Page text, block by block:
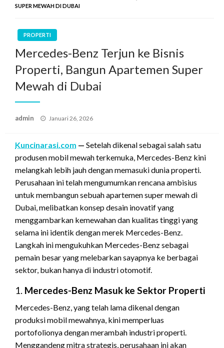
SUPER MEWAH DI DUBAI
PROPERTI
Mercedes-Benz Terjun ke Bisnis
Properti, Bangun Apartemen Super
Mewah di Dubai
admin
Posted
Januari 26, 2026
Kuncinarasi.com — Setelah dikenal sebagai salah satu
produsen mobil mewah terkemuka, Mercedes-Benz kini
melangkah lebih jauh dengan memasuki dunia properti.
Perusahaan ini telah mengumumkan rencana ambisius
untuk membangun sebuah apartemen super mewah di
Dubai, melibatkan konsep desain inovatif yang
menggambarkan kemewahan dan kualitas tinggi yang
selama ini identik dengan merek Mercedes-Benz.
Langkah ini mengukuhkan Mercedes-Benz sebagai
pemain besar yang melebarkan sayapnya ke berbagai
sektor, bukan hanya di industri otomotif.
1. Mercedes-Benz Masuk ke Sektor Properti
Mercedes-Benz, yang telah lama dikenal dengan
produksi mobil mewahnya, kini memperluas
portofolionya dengan merambah industri properti.
Menggandeng mitra strategis, perusahaan ini akan